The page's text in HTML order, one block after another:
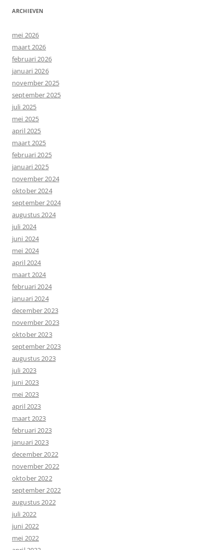
ARCHIEVEN
mei 2026
maart 2026
februari 2026
januari 2026
november 2025
september 2025
juli 2025
mei 2025
april 2025
maart 2025
februari 2025
januari 2025
november 2024
oktober 2024
september 2024
augustus 2024
juli 2024
juni 2024
mei 2024
april 2024
maart 2024
februari 2024
januari 2024
december 2023
november 2023
oktober 2023
september 2023
augustus 2023
juli 2023
juni 2023
mei 2023
april 2023
maart 2023
februari 2023
januari 2023
december 2022
november 2022
oktober 2022
september 2022
augustus 2022
juli 2022
juni 2022
mei 2022